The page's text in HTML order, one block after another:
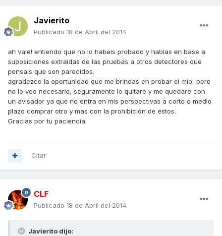
Javierito
Publicado 18 de Abril del 2014
ah vale! entiendo que no lo habeis probado y hablas en base a
suposiciones extraidas de las pruebas a otros detectores que
pensais que son parecidos.
agradezco la oportunidad que me brindas en probar el mio, pero
no lo veo necesario, seguramente lo quitare y me quedare con
un avisador ya que no entra en mis perspectivas a corto o medio
plazo comprar otro y mas con la prohibición de estos.
Gracias por tu paciencia.
Citar
CLF
Publicado 18 de Abril del 2014
Javierito dijo: